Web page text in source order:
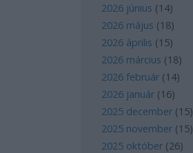
2026 június (14)
2026 május (18)
2026 április (15)
2026 március (18)
2026 február (14)
2026 január (16)
2025 december (15)
2025 november (15)
2025 október (26)